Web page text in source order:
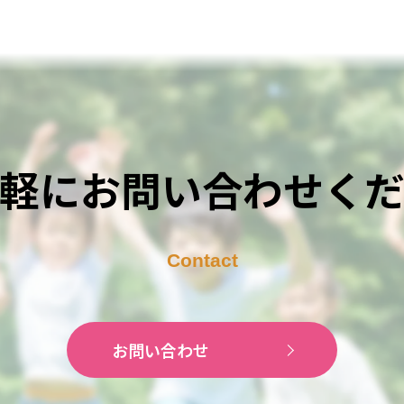
にお問い合わせく
お問い合わせ